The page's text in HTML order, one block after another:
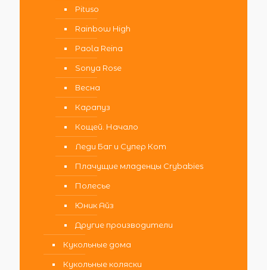
Pituso
Rainbow High
Paola Reina
Sonya Rose
Весна
Карапуз
Кощей. Начало
Леди Баг и Супер Кот
Плачущие младенцы Crybabies
Полесье
Юник Айз
Другие производители
Кукольные дома
Кукольные коляски